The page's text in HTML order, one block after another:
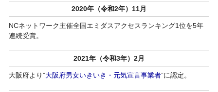
2020年（令和2年）11月
NCネットワーク主催全国エミダスアクセスランキング1位を5年
連続受賞。
2021年（令和3年）2月
大阪府より”大阪府男女いきいき・元気宣言事業者”に認定。